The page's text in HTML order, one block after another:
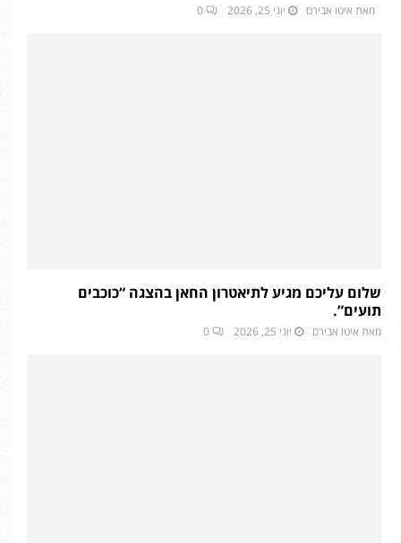
מאת איטו אבירם יוני 25, 2026 0
שלום עליכם מגיע לתיאטרון החאן בהצגה “כוכבים
תועים”.
מאת איטו אבירם יוני 25, 2026 0